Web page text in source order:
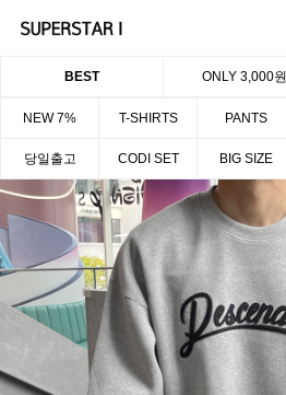
BEST ONLY 3,000원
NEW 7% T-SHIRTS PANTS
당일출고 CODI SET BIG SIZE